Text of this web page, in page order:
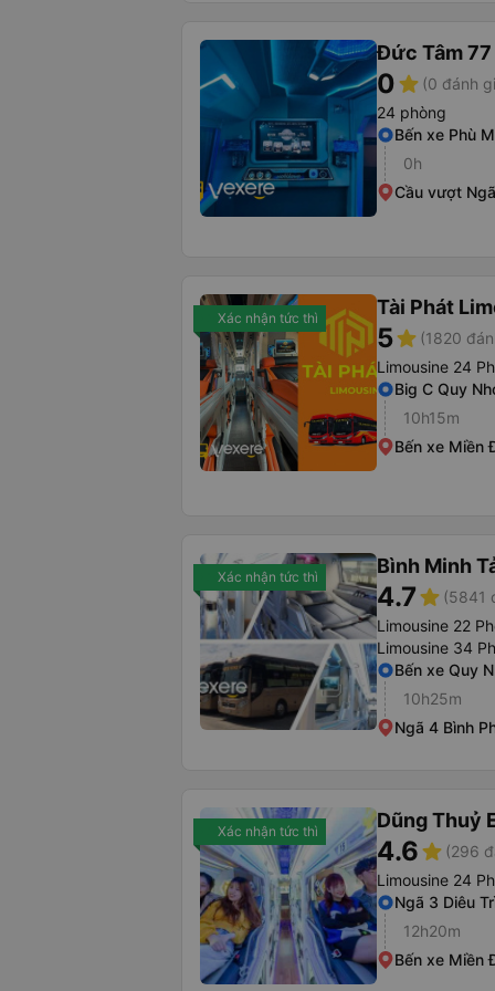
Đức Tâm 77
0star (0 đánh
24 phòng
Bến xe Phù
0h
Cầu vượt
Xác nhận tức thì Tài Phát
5star (1820
Limousine 24
Big C Quy
10h15m
Bến xe Miền
Xác nhận tức thì Bình Minh
4.7star (5841
Limousine 22
Limousine 34
Bến xe Quy
10h25m
Ngã 4 Bình
Xác nhận tức thì Dũng Thuỷ
4.6star (296
Limousine 24
Ngã 3 Diêu
12h20m
Bến xe Miền